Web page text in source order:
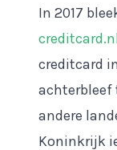
In 2017
creditcard
achterbleef
andere
Koninkrijk